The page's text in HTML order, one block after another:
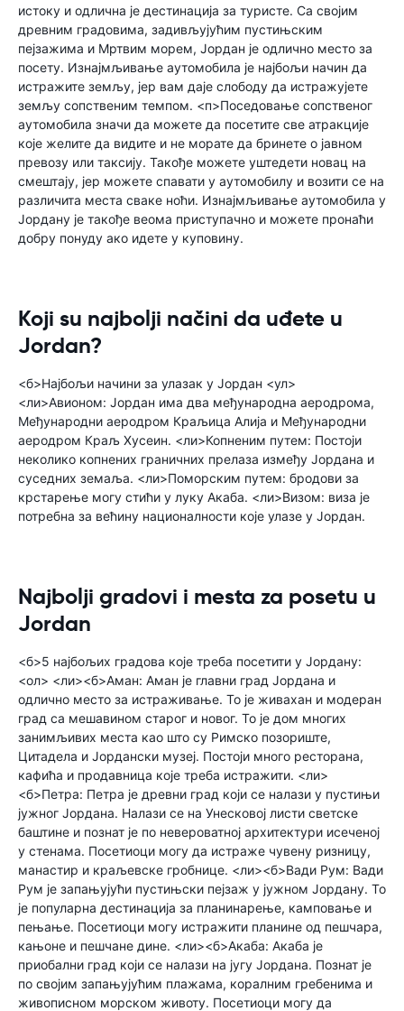
истоку и одлична је дестинација за туристе. Са својим
древним градовима, задивљујућим пустињским
пејзажима и Мртвим морем, Јордан је одлично место за
посету. Изнајмљивање аутомобила је најбољи начин да
истражите земљу, јер вам даје слободу да истражујете
земљу сопственим темпом. <п>Поседовање сопственог
аутомобила значи да можете да посетите све атракције
које желите да видите и не морате да бринете о јавном
превозу или таксију. Такође можете уштедети новац на
смештају, јер можете спавати у аутомобилу и возити се на
различита места сваке ноћи. Изнајмљивање аутомобила у
Јордану је такође веома приступачно и можете пронаћи
добру понуду ако идете у куповину.
Koji su najbolji načini da uđete u
Jordan?
<б>Најбољи начини за улазак у Јордан <ул>
<ли>Авионом: Јордан има два међународна аеродрома,
Међународни аеродром Краљица Алија и Међународни
аеродром Краљ Хусеин. <ли>Копненим путем: Постоји
неколико копнених граничних прелаза између Јордана и
суседних земаља. <ли>Поморским путем: бродови за
крстарење могу стићи у луку Акаба. <ли>Визом: виза је
потребна за већину националности које улазе у Јордан.
Najbolji gradovi i mesta za posetu u
Jordan
<б>5 најбољих градова које треба посетити у Јордану:
<ол> <ли><б>Аман: Аман је главни град Јордана и
одлично место за истраживање. То је живахан и модеран
град са мешавином старог и новог. То је дом многих
занимљивих места као што су Римско позориште,
Цитадела и Јордански музеј. Постоји много ресторана,
кафића и продавница које треба истражити. <ли>
<б>Петра: Петра је древни град који се налази у пустињи
јужног Јордана. Налази се на Унесковој листи светске
баштине и познат је по невероватној архитектури исеченој
у стенама. Посетиоци могу да истраже чувену ризницу,
манастир и краљевске гробнице. <ли><б>Вади Рум: Вади
Рум је запањујући пустињски пејзаж у јужном Јордану. То
је популарна дестинација за планинарење, камповање и
пењање. Посетиоци могу истражити планине од пешчара,
кањоне и пешчане дине. <ли><б>Акаба: Акаба је
приобални град који се налази на југу Јордана. Познат је
по својим запањујућим плажама, коралним гребенима и
живописном морском животу. Посетиоци могу да